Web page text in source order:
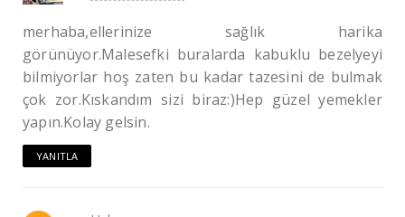
merhaba,ellerinize sağlık harika
görünüyor.Malesefki buralarda kabuklu bezelyeyi
bilmiyorlar hoş zaten bu kadar tazesini de bulmak
çok zor.Kıskandım sizi biraz:)Hep güzel yemekler
yapın.Kolay gelsin.
YANITLA